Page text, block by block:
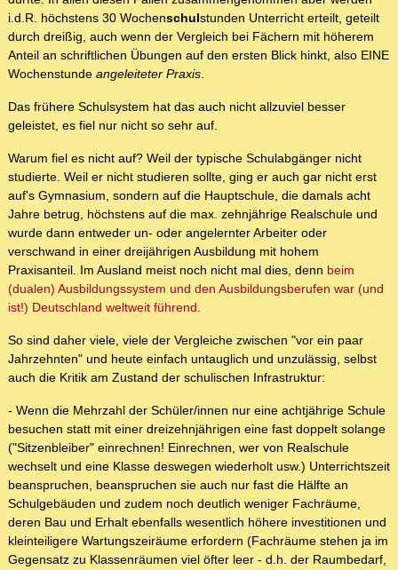
i.d.R. höchstens 30 Wochenschulstunden Unterricht erteilt, geteilt
durch dreißig, auch wenn der Vergleich bei Fächern mit höherem
Anteil an schriftlichen Übungen auf den ersten Blick hinkt, also EINE
Wochenstunde angeleiteter Praxis.
Das frühere Schulsystem hat das auch nicht allzuviel besser
geleistet, es fiel nur nicht so sehr auf.
Warum fiel es nicht auf? Weil der typische Schulabgänger nicht
studierte. Weil er nicht studieren sollte, ging er auch gar nicht erst
auf's Gymnasium, sondern auf die Hauptschule, die damals acht
Jahre betrug, höchstens auf die max. zehnjährige Realschule und
wurde dann entweder un- oder angelernter Arbeiter oder
verschwand in einer dreijährigen Ausbildung mit hohem
Praxisanteil. Im Ausland meist noch nicht mal dies, denn beim
(dualen) Ausbildungssystem und den Ausbildungsberufen war (und
ist!) Deutschland weltweit führend.
So sind daher viele, viele der Vergleiche zwischen "vor ein paar
Jahrzehnten" und heute einfach untauglich und unzulässig, selbst
auch die Kritik am Zustand der schulischen Infrastruktur:
- Wenn die Mehrzahl der Schüler/innen nur eine achtjährige Schule
besuchen statt mit einer dreizehnjährigen eine fast doppelt solange
("Sitzenbleiber" einrechnen! Einrechnen, wer von Realschule
wechselt und eine Klasse deswegen wiederholt usw.) Unterrichtszeit
beanspruchen, beanspruchen sie auch nur fast die Hälfte an
Schulgebäuden und zudem noch deutlich weniger Fachräume,
deren Bau und Erhalt ebenfalls wesentlich höhere investitionen und
kleinteiligere Wartungszeiräume erfordern (Fachräume stehen ja im
Gegensatz zu Klassenräumen viel öfter leer - d.h. der Raumbedarf,